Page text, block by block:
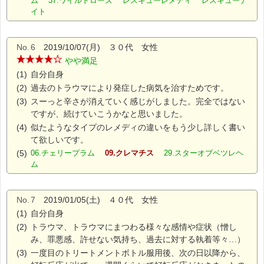
イト
No. 6 2019/10/07(月) ３０代 女性
やや満足
(1) 自分自身
(2) 過去のトラウマにより発症した病気を治すためです。
(3) スーっと辛さが消えていく感じがしました。完全ではない
ですが、続けていこうかなと思いました。
(4) 似たようなタイプのレメディの違いをもう少し詳しく書い
て欲しいです。
(5) 06.チェリープラム 09.クレマチス
29.スターオブベツレヘ
ム
No. 7 2019/01/05(土) ４０代 女性
(1) 自分自身
(2)
トラウマ、トラウマにまつわる様々な感情や症状（憎し
み、罪悪感、許せない気持ち、過去に対する執着等々…）
(3) 一度目のトリートメントボトル服用後、次の日以降から、